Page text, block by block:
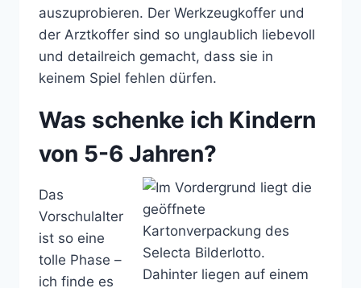
auszuprobieren. Der Werkzeugkoffer und
der Arztkoffer sind so unglaublich liebevoll
und detailreich gemacht, dass sie in
keinem Spiel fehlen dürfen.
Was schenke ich Kindern
von 5-6 Jahren?
Das
Vorschulalter
ist so eine
tolle Phase –
ich finde es